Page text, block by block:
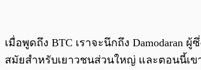
เมื่อพูดถึง BTC เราจะนึกถึง Damodaran
สมัยสำหรับเยาวชนส่วนใหญ่ และตอนนี้เข